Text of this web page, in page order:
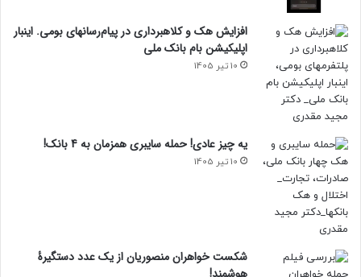
افزایش هک و کلاهبرداری در پیام‌رسانهای بومی. اینبار
اپلیکیشن بام‌ بانک ملی
10 تیر 1405
یه چیز عادی! حمله سایبری همزمان به 4 بانک!
10 تیر 1405
شکست خواهران منصوریان از یک عدد دستگیرۀ